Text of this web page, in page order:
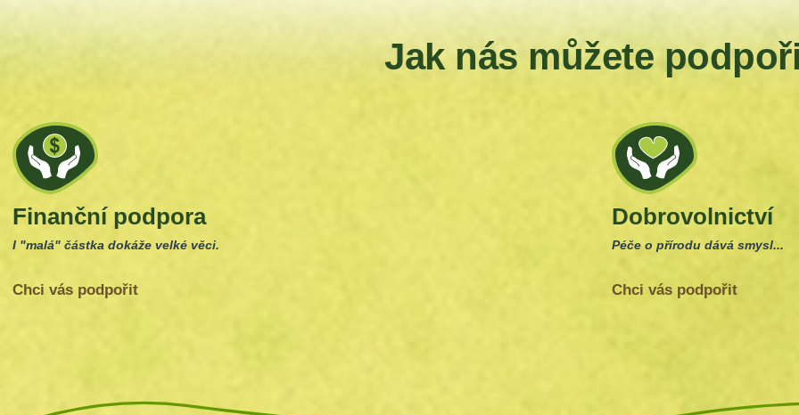
Jak nás můžete
Finanční podpora
I "malá" částka dokáže velké věci.
Chci vás podpořit
Dobrovolnictví
Péče o přírodu dává smysl...
Chci vás podpořit